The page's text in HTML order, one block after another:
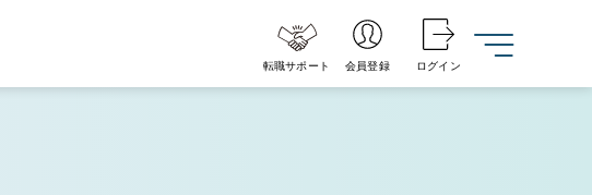
転職サポート 会員登録 ログイン